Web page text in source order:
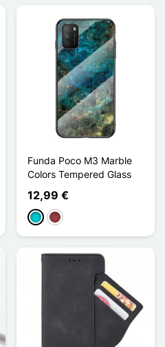
Funda Poco M3 Marble
Colors Tempered Glass
12,99 €
TurquesaRojo oscuro